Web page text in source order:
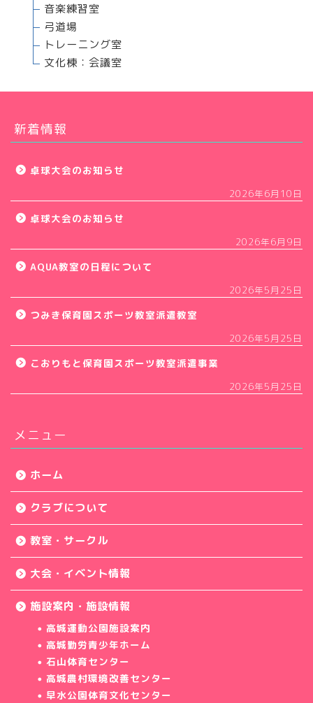
音楽練習室
弓道場
トレーニング室
文化棟：会議室
新着情報
卓球大会のお知らせ
2026年6月10日
卓球大会のお知らせ
2026年6月9日
AQUA教室の日程について
2026年5月25日
つみき保育園スポーツ教室派遣教室
2026年5月25日
こおりもと保育園スポーツ教室派遣事業
2026年5月25日
メニュー
ホーム
クラブについて
教室・サークル
大会・イベント情報
施設案内・施設情報
高城運動公園施設案内
高城勤労青少年ホーム
石山体育センター
高城農村環境改善センター
早水公園体育文化センター